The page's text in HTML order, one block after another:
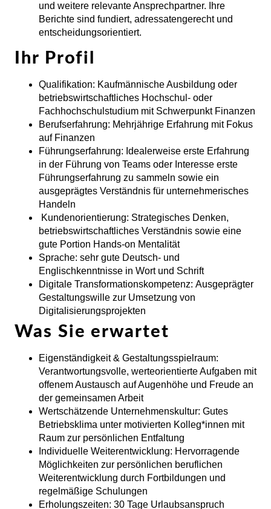
und weitere relevante Ansprechpartner. Ihre
Berichte sind fundiert, adressatengerecht und
entscheidungsorientiert.
Ihr Profil
Qualifikation: Kaufmännische Ausbildung oder
betriebswirtschaftliches Hochschul- oder
Fachhochschulstudium mit Schwerpunkt Finanzen
Berufserfahrung: Mehrjährige Erfahrung mit Fokus
auf Finanzen
Führungserfahrung: Idealerweise erste Erfahrung
in der Führung von Teams oder Interesse erste
Führungserfahrung zu sammeln sowie ein
ausgeprägtes Verständnis für unternehmerisches
Handeln
Kundenorientierung: Strategisches Denken,
betriebswirtschaftliches Verständnis sowie eine
gute Portion Hands-on Mentalität
Sprache: sehr gute Deutsch- und
Englischkenntnisse in Wort und Schrift
Digitale Transformationskompetenz: Ausgeprägter
Gestaltungswille zur Umsetzung von
Digitalisierungsprojekten
Was Sie erwartet
Eigenständigkeit & Gestaltungsspielraum:
Verantwortungsvolle, werteorientierte Aufgaben mit
offenem Austausch auf Augenhöhe und Freude an
der gemeinsamen Arbeit
Wertschätzende Unternehmenskultur: Gutes
Betriebsklima unter motivierten Kolleg*innen mit
Raum zur persönlichen Entfaltung
Individuelle Weiterentwicklung: Hervorragende
Möglichkeiten zur persönlichen beruflichen
Weiterentwicklung durch Fortbildungen und
regelmäßige Schulungen
Erholungszeiten: 30 Tage Urlaubsanspruch